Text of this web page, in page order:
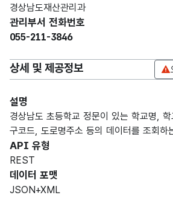
경상남도재산관리과
관리부서 전화번호
055-211-3846
상세 및 제공정보
설명
경상남도 초등학교 정문이 있는 학교명,
구코드, 도로명주소 등의 데이터를 조회하
API 유형
REST
데이터 포맷
JSON+XML